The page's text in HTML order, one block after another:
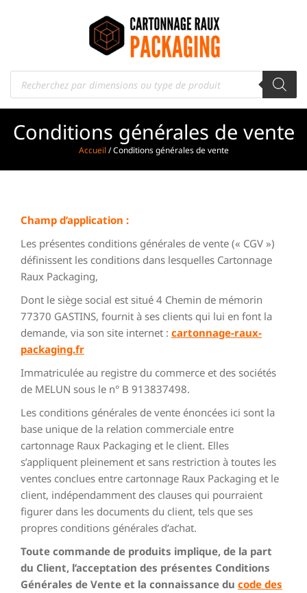
Conditions générales de vente
Accueil / Conditions générales de vente
Champ d’application :
Les présentes conditions générales de vente (« CGV »)
définissent les conditions dans lesquelles Cartonnage
Raux Packaging,
Dont le siège social est situé 4 Chemin de mémorin
77370 GASTINS, fournit à ses clients qui lui en font la
demande, via son site internet : cartonnage-raux-
packaging.fr
Immatriculée au registre du commerce et des sociétés
de MELUN sous le n° B 913837498.
Les conditions générales de vente énoncées ici sont la
base unique de la relation commerciale entre
cartonnage Raux Packaging et le client. Elles
s’appliquent pleinement et sans restriction à toutes les
ventes conclues entre cartonnage Raux Packaging et le
client, indépendamment des clauses qui pourraient
figurer dans les documents du client, tels que ses
propres conditions générales d’achat.
Toute commande de produits implique, de la part
du Client, l’acceptation des présentes Conditions
Générales de Vente et la connaissance du code des